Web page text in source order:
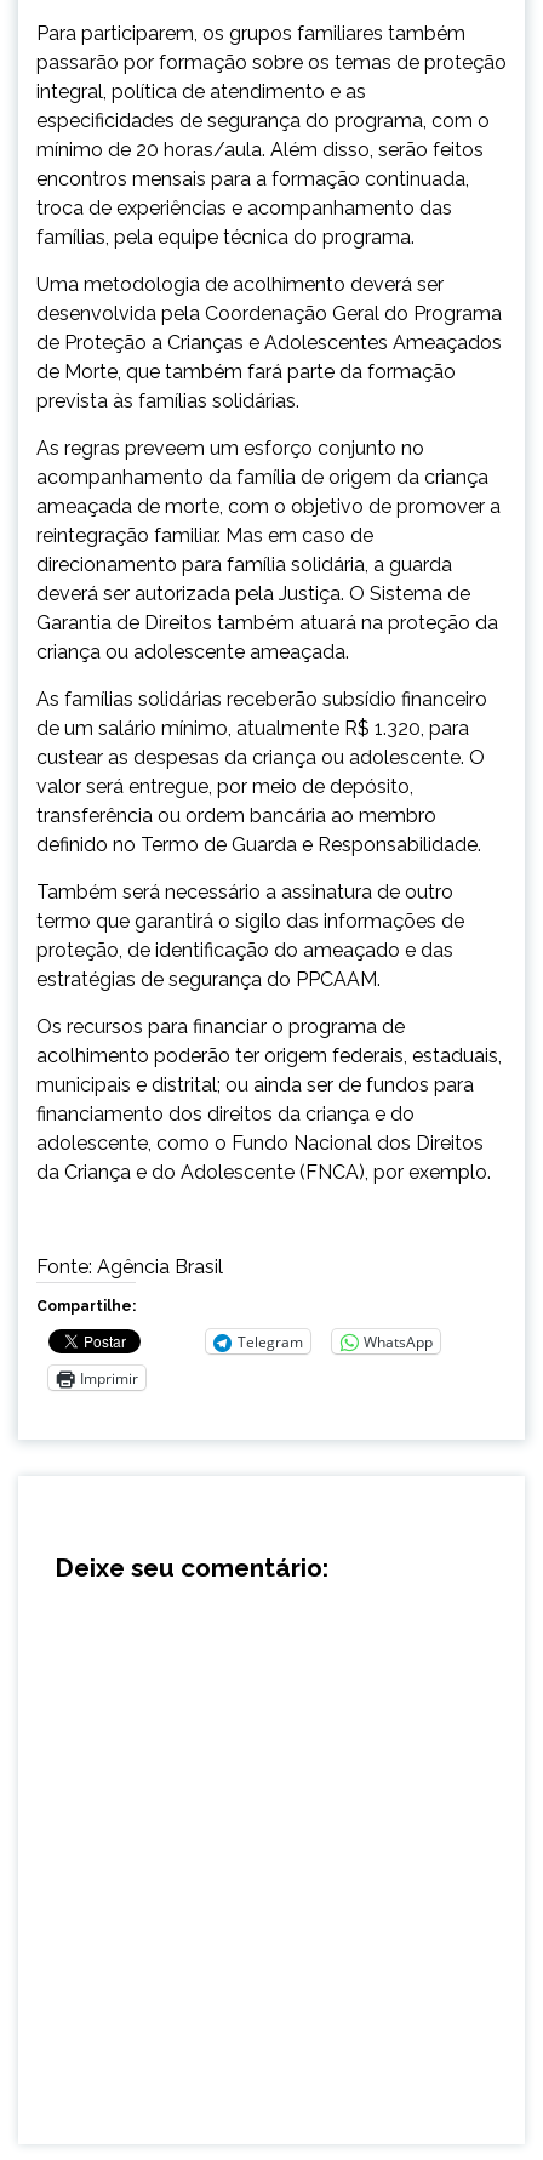
Para participarem, os grupos familiares também
passarão por formação sobre os temas de proteção
integral, política de atendimento e as
especificidades de segurança do programa, com o
mínimo de 20 horas/aula. Além disso, serão feitos
encontros mensais para a formação continuada,
troca de experiências e acompanhamento das
famílias, pela equipe técnica do programa.
Uma metodologia de acolhimento deverá ser
desenvolvida pela Coordenação Geral do Programa
de Proteção a Crianças e Adolescentes Ameaçados
de Morte, que também fará parte da formação
prevista às famílias solidárias.
As regras preveem um esforço conjunto no
acompanhamento da família de origem da criança
ameaçada de morte, com o objetivo de promover a
reintegração familiar. Mas em caso de
direcionamento para família solidária, a guarda
deverá ser autorizada pela Justiça. O Sistema de
Garantia de Direitos também atuará na proteção da
criança ou adolescente ameaçada.
As famílias solidárias receberão subsídio financeiro
de um salário mínimo, atualmente R$ 1.320, para
custear as despesas da criança ou adolescente. O
valor será entregue, por meio de depósito,
transferência ou ordem bancária ao membro
definido no Termo de Guarda e Responsabilidade.
Também será necessário a assinatura de outro
termo que garantirá o sigilo das informações de
proteção, de identificação do ameaçado e das
estratégias de segurança do PPCAAM.
Os recursos para financiar o programa de
acolhimento poderão ter origem federais, estaduais,
municipais e distrital; ou ainda ser de fundos para
financiamento dos direitos da criança e do
adolescente, como o Fundo Nacional dos Direitos
da Criança e do Adolescente (FNCA), por exemplo.
Fonte: Agência Brasil
Compartilhe:
Telegram
WhatsApp
Imprimir
Deixe seu comentário: